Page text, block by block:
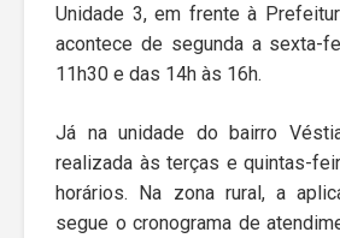
Unidade 3, em frente à
acontece de segunda a sexta-
11h30 e das 14h às 16h.
Já na unidade do bairro
realizada às terças e quintas-
horários. Na zona rural, a
segue o cronograma de